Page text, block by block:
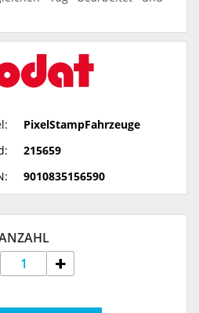
PixelStampFahrzeuge
215659
9010835156590